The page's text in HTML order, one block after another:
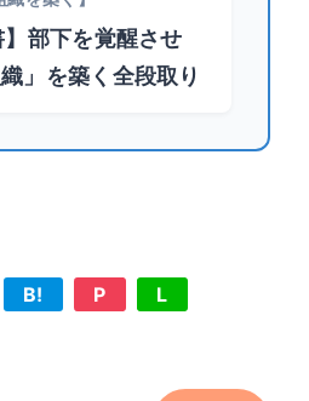
部下を覚醒させ
」を築く全段取り
B! P L